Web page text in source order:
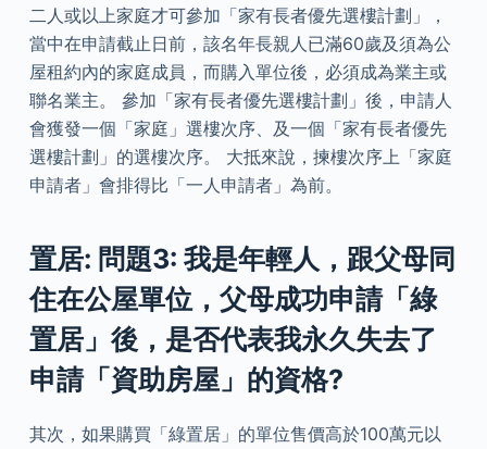
二人或以上家庭才可參加「家有長者優先選樓計劃」，
當中在申請截止日前，該名年長親人已滿60歲及須為公
屋租約內的家庭成員，而購入單位後，必須成為業主或
聯名業主。 參加「家有長者優先選樓計劃」後，申請人
會獲發一個「家庭」選樓次序、及一個「家有長者優先
選樓計劃」的選樓次序。 大抵來說，揀樓次序上「家庭
申請者」會排得比「一人申請者」為前。
置居: 問題3: 我是年輕人，跟父母同
住在公屋單位，父母成功申請「綠
置居」後，是否代表我永久失去了
申請「資助房屋」的資格?
其次，如果購買「綠置居」的單位售價高於100萬元以